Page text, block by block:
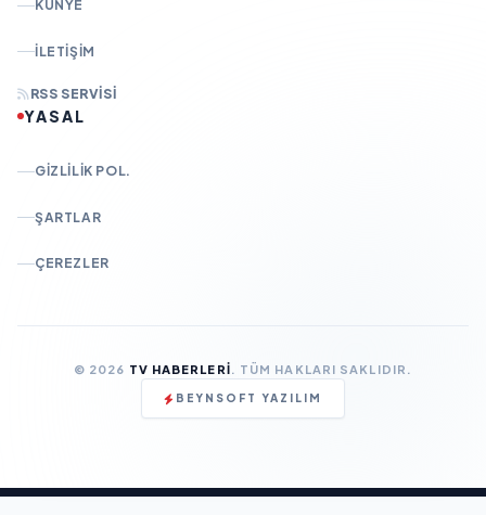
KÜNYE
İLETIŞIM
RSS SERVISI
YASAL
GIZLILIK POL.
ŞARTLAR
ÇEREZLER
© 2026 TV HABERLERI. TÜM HAKLARI SAKLIDIR.
BEYNSOFT YAZILIM